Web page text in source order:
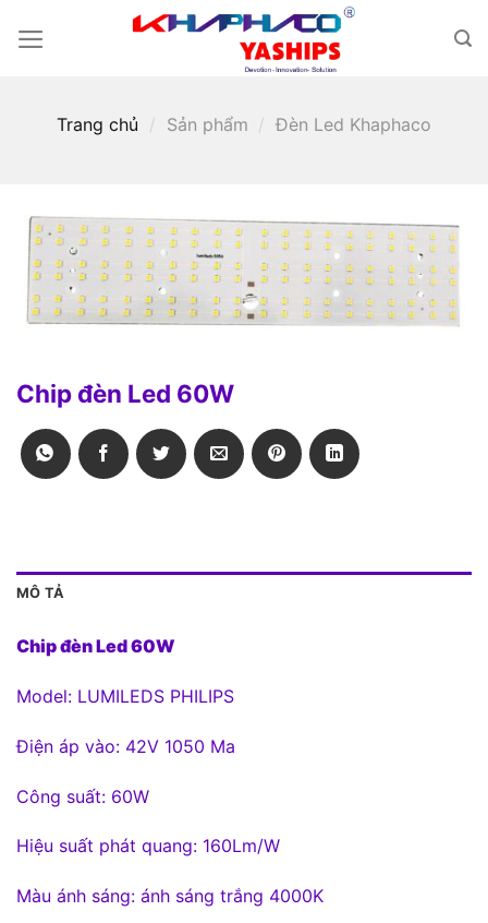
Trang chủ / Sản phẩm / Đèn Led Khaphaco
Chip đèn Led 60W
MÔ TẢ
Chip đèn Led 60W
Model: LUMILEDS PHILIPS
Điện áp vào: 42V 1050 Ma
Công suất: 60W
Hiệu suất phát quang: 160Lm/W
Màu ánh sáng: ánh sáng trắng 4000K